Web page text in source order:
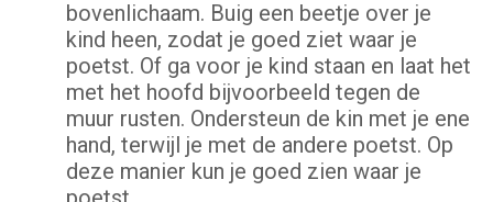
bovenlichaam. Buig een beetje over je
kind heen, zodat je goed ziet waar je
poetst. Of ga voor je kind staan en laat het
met het hoofd bijvoorbeeld tegen de
muur rusten. Ondersteun de kin met je ene
hand, terwijl je met de andere poetst. Op
deze manier kun je goed zien waar je